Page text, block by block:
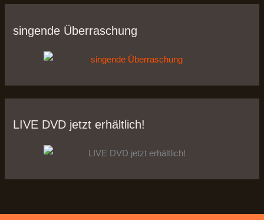
singende Überraschung
LIVE DVD jetzt erhältlich!